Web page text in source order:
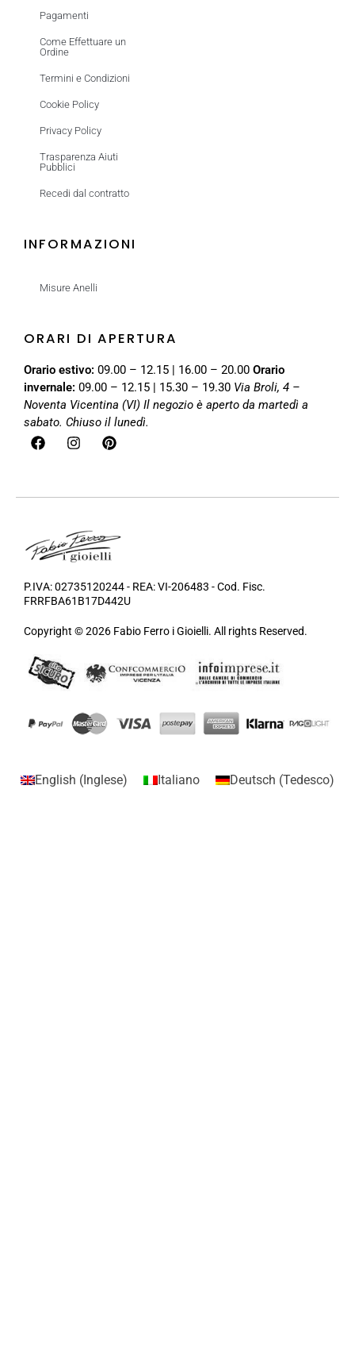
Pagamenti
Come Effettuare un
Ordine
Termini e Condizioni
Cookie Policy
Privacy Policy
Trasparenza Aiuti
Pubblici
Recedi dal contratto
INFORMAZIONI
Misure Anelli
ORARI DI APERTURA
Orario estivo: 09.00 – 12.15 | 16.00 – 20.00 Orario
invernale: 09.00 – 12.15 | 15.30 – 19.30 Via Broli, 4 –
Noventa Vicentina (VI) Il negozio è aperto da martedì a
sabato. Chiuso il lunedì.
P.IVA: 02735120244 - REA: VI-206483 - Cod. Fisc.
FRRFBA61B17D442U
Copyright © 2026 Fabio Ferro i Gioielli. All rights Reserved.
English (Inglese) Italiano Deutsch (Tedesco)